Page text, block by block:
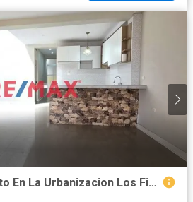
Alquilo Departamento En La Urbanizacion Los Ficus